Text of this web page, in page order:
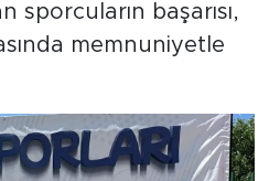
sporcuların başarısı,
memnuniyetle